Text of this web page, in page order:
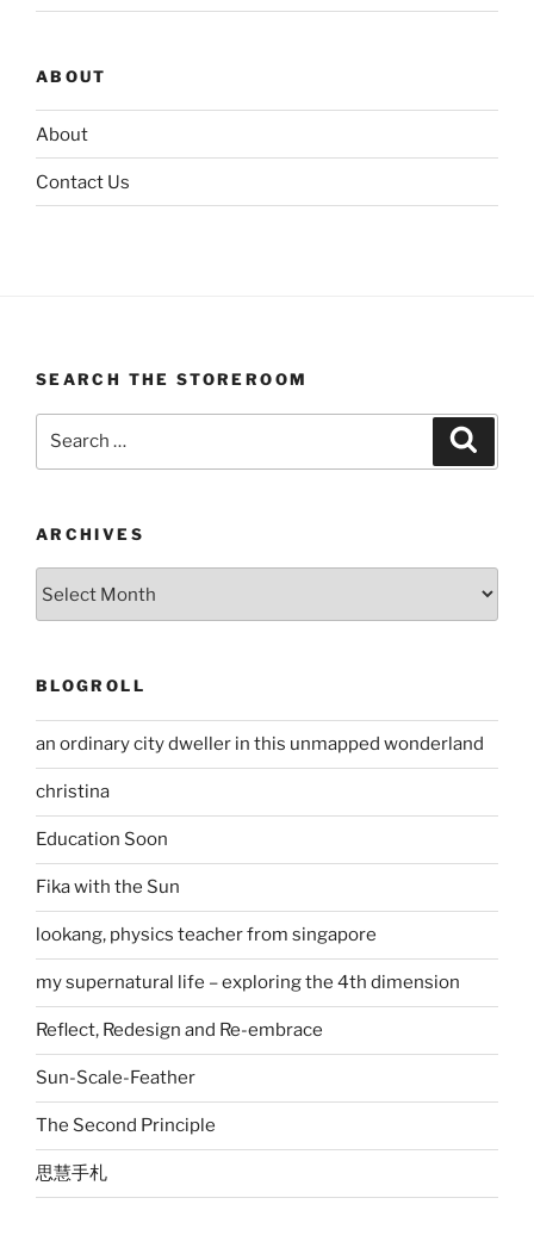
ABOUT
About
Contact Us
SEARCH THE STOREROOM
ARCHIVES
BLOGROLL
an ordinary city dweller in this unmapped wonderland
christina
Education Soon
Fika with the Sun
lookang, physics teacher from singapore
my supernatural life – exploring the 4th dimension
Reflect, Redesign and Re-embrace
Sun-Scale-Feather
The Second Principle
思慧手札